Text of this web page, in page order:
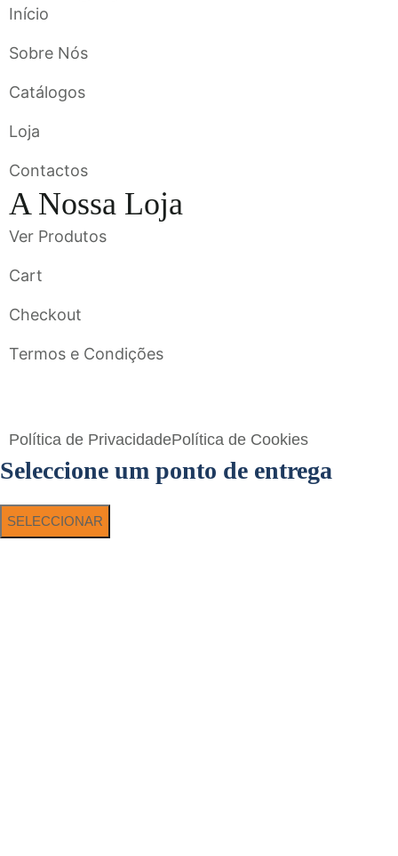
Início
Sobre Nós
Catálogos
Loja
Contactos
A Nossa Loja
Ver Produtos
Cart
Checkout
Termos e Condições
Política de PrivacidadePolítica de Cookies
Seleccione um ponto de entrega
SELECCIONAR